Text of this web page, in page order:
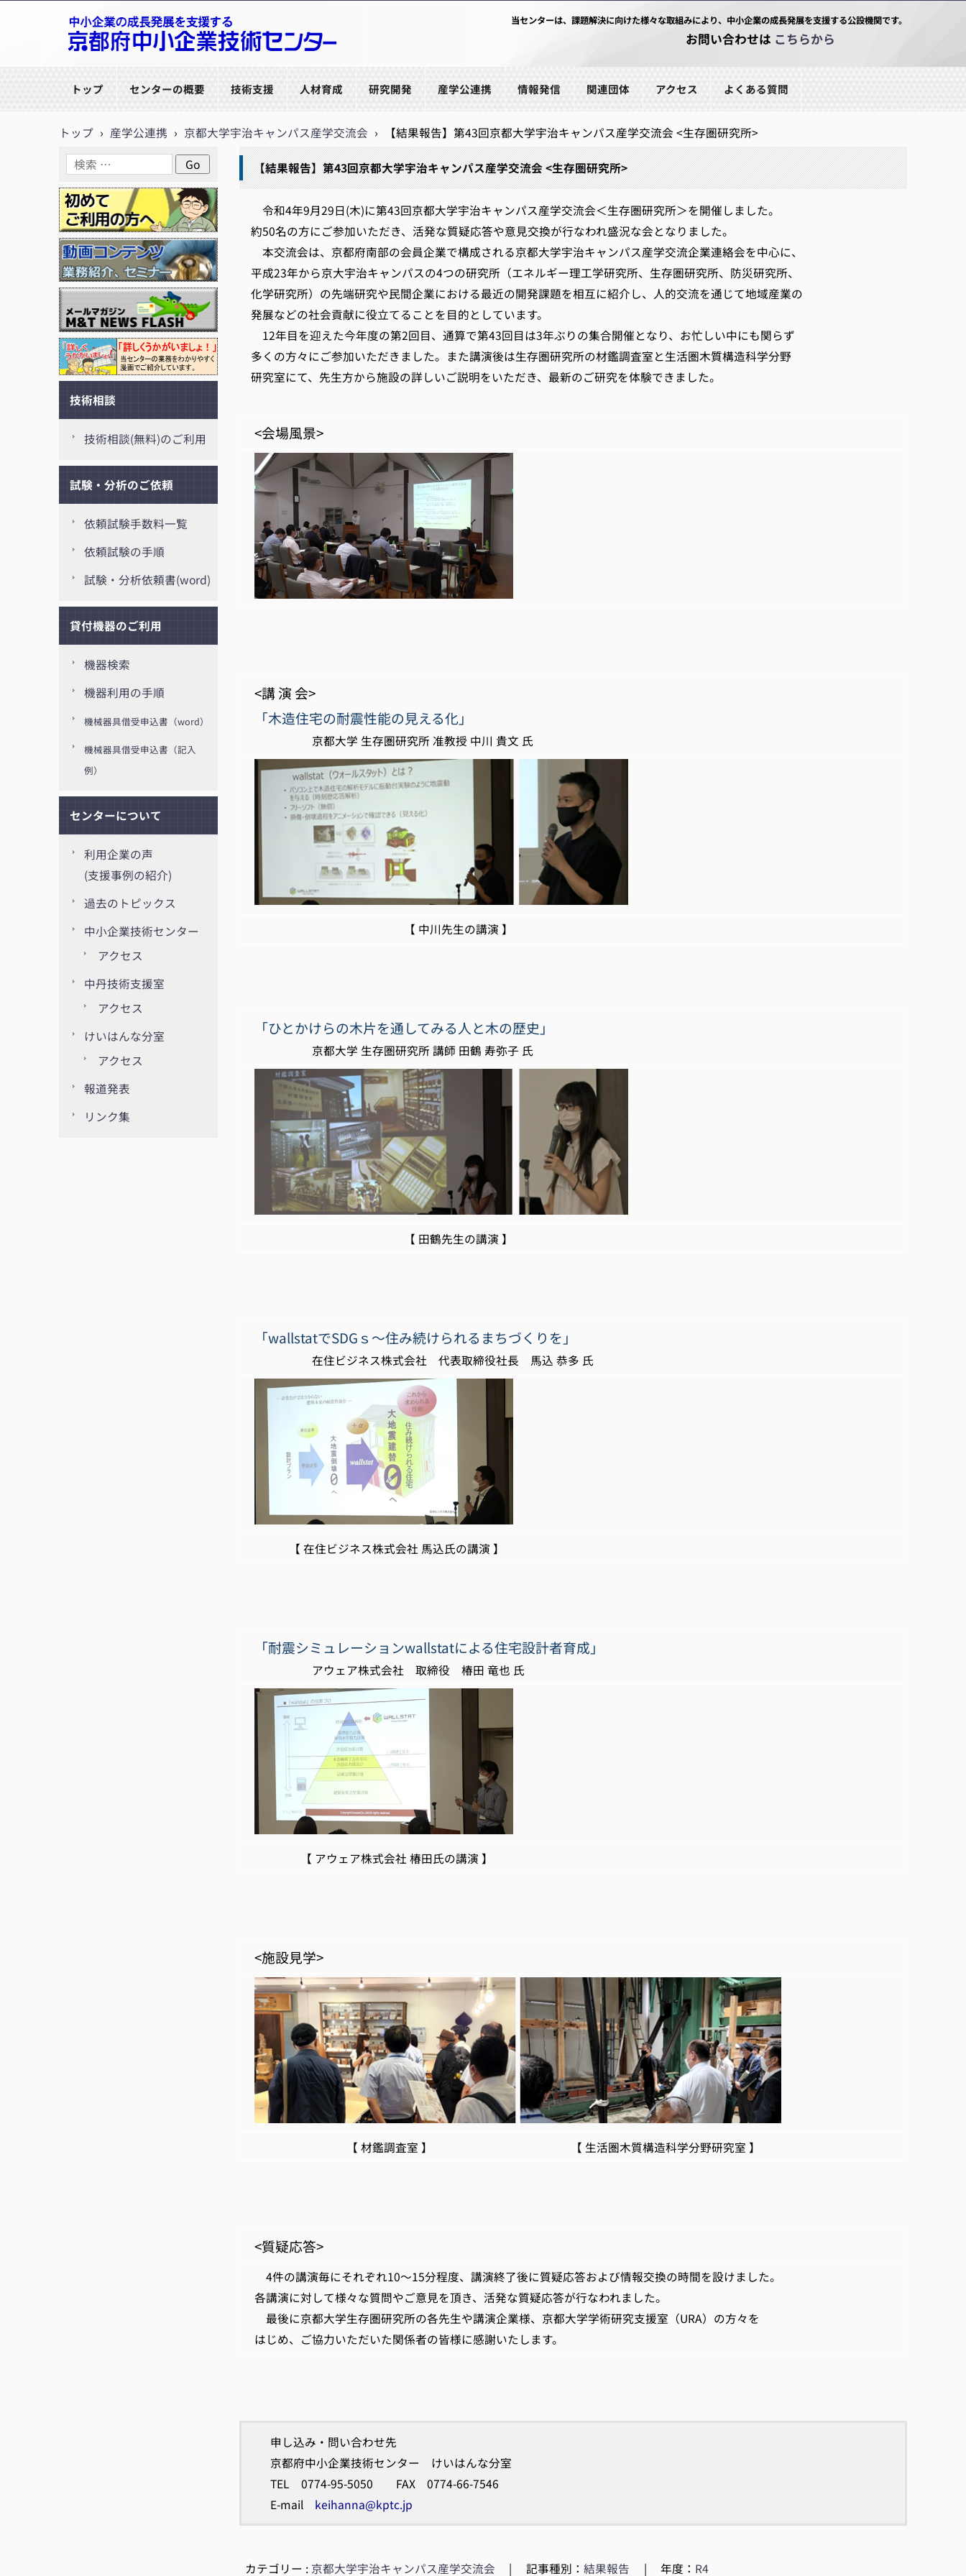
当センターは、課題解決に向けた様々な取組みにより、中小企業の成長発展を支援する公設機関です。
お問い合わせは こちらから
トップ センターの概要 技術支援 人材育成 研究開発 産学公連携 情報発信 関連団体 アクセス よくある質問
トップ › 産学公連携 › 京都大学宇治キャンパス産学交流会 › 【結果報告】第43回京都大学宇治キャンパス産学交流会 <生存圏研究所>
【結果報告】第43回京都大学宇治キャンパス産学交流会 <生存圏研究所>
令和4年9月29日(木)に第43回京都大学宇治キャンパス産学交流会＜生存圏研究所＞を開催しました。
約50名の方にご参加いただき、活発な質疑応答や意見交換が行なわれ盛況な会となりました。
本交流会は、京都府南部の会員企業で構成される京都大学宇治キャンパス産学交流企業連絡会を中心に、
平成23年から京大宇治キャンパスの4つの研究所（エネルギー理工学研究所、生存圏研究所、防災研究所、
化学研究所）の先端研究や民間企業における最近の開発課題を相互に紹介し、人的交流を通じて地域産業の
発展などの社会貢献に役立てることを目的としています。
12年目を迎えた今年度の第2回目、通算で第43回目は3年ぶりの集合開催となり、お忙しい中にも関らず
多くの方々にご参加いただきました。また講演後は生存圏研究所の材鑑調査室と生活圏木質構造科学分野
研究室にて、先生方から施設の詳しいご説明をいただき、最新のご研究を体験できました。
<会場風景>
<講 演 会>
「木造住宅の耐震性能の見える化」
京都大学 生存圏研究所 准教授 中川 貴文 氏
【 中川先生の講演 】
「ひとかけらの木片を通してみる人と木の歴史」
京都大学 生存圏研究所 講師 田鶴 寿弥子 氏
【 田鶴先生の講演 】
「wallstatでSDGｓ～住み続けられるまちづくりを」
在住ビジネス株式会社 代表取締役社長 馬込 恭多 氏
【 在住ビジネス株式会社 馬込氏の講演 】
「耐震シミュレーションwallstatによる住宅設計者育成」
アウェア株式会社 取締役 椿田 竜也 氏
【 アウェア株式会社 椿田氏の講演 】
<施設見学>
【 材鑑調査室 】 【 生活圏木質構造科学分野研究室 】
<質疑応答>
4件の講演毎にそれぞれ10～15分程度、講演終了後に質疑応答および情報交換の時間を設けました。
各講演に対して様々な質問やご意見を頂き、活発な質疑応答が行なわれました。
最後に京都大学生存圏研究所の各先生や講演企業様、京都大学学術研究支援室（URA）の方々を
はじめ、ご協力いただいた関係者の皆様に感謝いたします。
申し込み・問い合わせ先
京都府中小企業技術センター けいはんな分室
TEL 0774-95-5050 FAX 0774-66-7546
E-mail keihanna@kptc.jp
カテゴリー : 京都大学宇治キャンパス産学交流会 | 記事種別：結果報告 | 年度： R4
技術相談
技術相談(無料)のご利用
試験・分析のご依頼
依頼試験手数料一覧
依頼試験の手順
試験・分析依頼書(word)
貸付機器のご利用
機器検索
機器利用の手順
機械器具借受申込書（word）
機械器具借受申込書（記入
例）
センターについて
利用企業の声
(支援事例の紹介)
過去のトピックス
中小企業技術センター
アクセス
中丹技術支援室
アクセス
けいはんな分室
アクセス
報道発表
リンク集